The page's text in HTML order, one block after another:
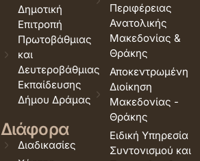
Δημοτική
Επιτροπή
Πρωτοβάθμιας
και
Δευτεροβάθμιας
Εκπαίδευσης
Δήμου Δράμας
Διάφορα
Διαδικασίες
Περιφέρειας
Ανατολικής
Μακεδονίας &
Θράκης
Αποκεντρωμένη
Διοίκηση
Μακεδονίας -
Θράκης
Ειδική Υπηρεσία
Συντονισμού και